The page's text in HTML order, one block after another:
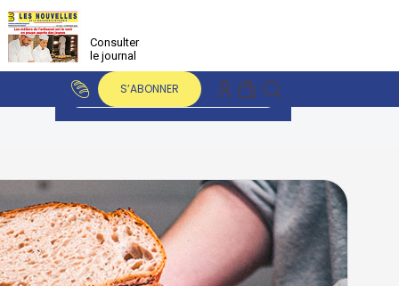
Consulter
le journal
S’ABONNER